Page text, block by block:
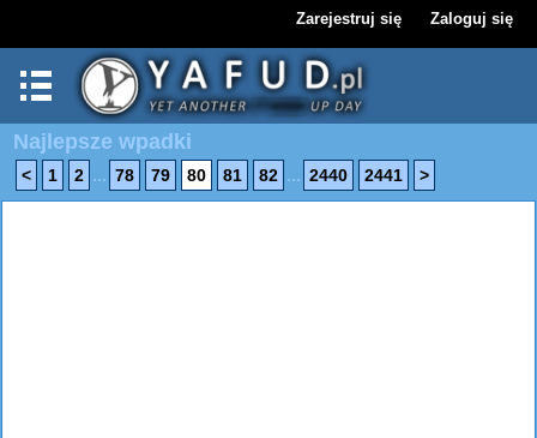
Zarejestruj się Zaloguj się
Najlepsze wpadki
< 1 2 ... 78 79 80 81 82 ... 2440 2441 >